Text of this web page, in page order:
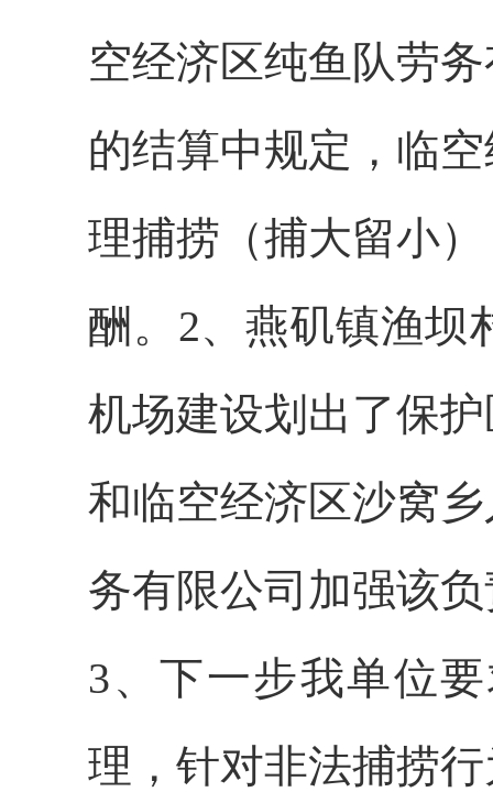
空经济区纯鱼队劳
的结算中规定，临
理捕捞（捕大留小
酬。2、燕矶镇渔坝
机场建设划出了保
和临空经济区沙窝
务有限公司加强该
3、下一步我单位
理，针对非法捕捞